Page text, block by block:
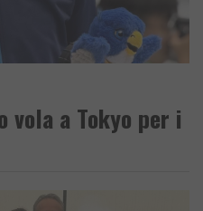
vola a Tokyo per i